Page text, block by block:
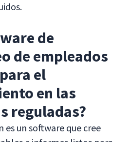
de
de empleados
el
en las
reguladas?
es un software que cree